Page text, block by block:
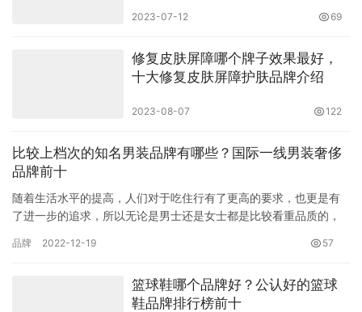
2023-07-12 69
修复皮肤屏障哪个牌子效果最好，
十大修复皮肤屏障护肤品牌介绍
2023-08-07 122
比较上档次的知名男装品牌有哪些？国际一线男装奢侈
品牌前十
随着生活水平的提高，人们对于吃住行有了更高的要求，也更是有
了进一步的追求，所以无论是男士还是女士都是比较看重品质的，
呢? …
品牌 2022-12-19 57
篮球鞋哪个品牌好？公认好的篮球
鞋品牌排行榜前十